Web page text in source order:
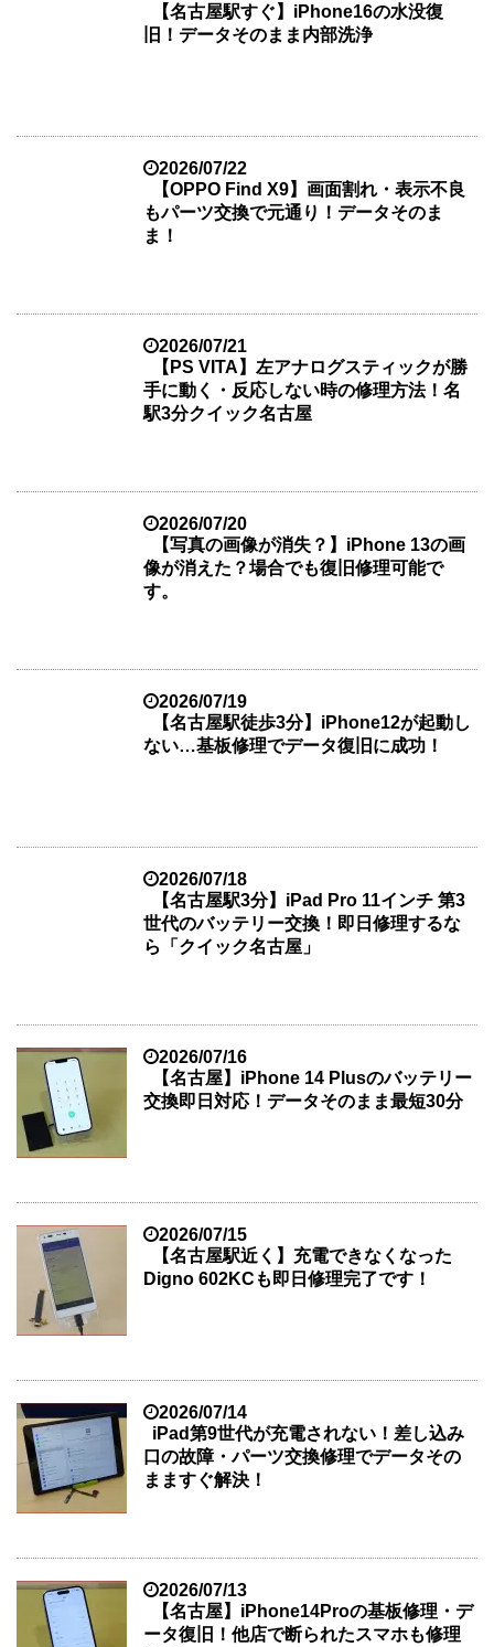
【名古屋駅すぐ】iPhone16の水没復
旧！データそのまま内部洗浄
2026/07/22
【OPPO Find X9】画面割れ・表示不良
もパーツ交換で元通り！データそのま
ま！
2026/07/21
【PS VITA】左アナログスティックが勝
手に動く・反応しない時の修理方法！名
駅3分クイック名古屋
2026/07/20
【写真の画像が消失？】iPhone 13の画
像が消えた？場合でも復旧修理可能で
す。
2026/07/19
【名古屋駅徒歩3分】iPhone12が起動し
ない…基板修理でデータ復旧に成功！
2026/07/18
【名古屋駅3分】iPad Pro 11インチ 第3
世代のバッテリー交換！即日修理するな
ら「クイック名古屋」
2026/07/16
【名古屋】iPhone 14 Plusのバッテリー
交換即日対応！データそのまま最短30分
2026/07/15
【名古屋駅近く】充電できなくなった
Digno 602KCも即日修理完了です！
2026/07/14
iPad第9世代が充電されない！差し込み
口の故障・パーツ交換修理でデータその
まますぐ解決！
2026/07/13
【名古屋】iPhone14Proの基板修理・デ
ータ復旧！他店で断られたスマホも修理